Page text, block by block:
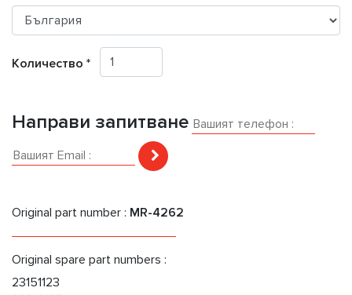
Количество *
Направи запитване
Original part number : MR-4262
Original spare part numbers :
23151123